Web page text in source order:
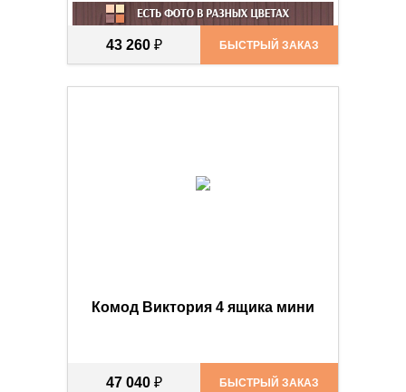
43 260 ₽ БЫСТРЫЙ ЗАКАЗ
Комод Виктория 4 ящика мини
47 040 ₽ БЫСТРЫЙ ЗАКАЗ